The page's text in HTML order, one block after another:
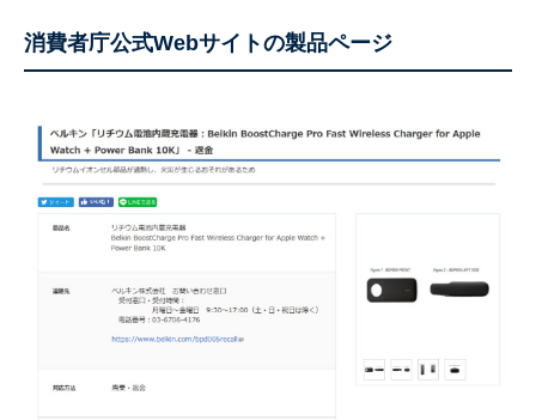
消費者庁公式Webサイトの製品ページ